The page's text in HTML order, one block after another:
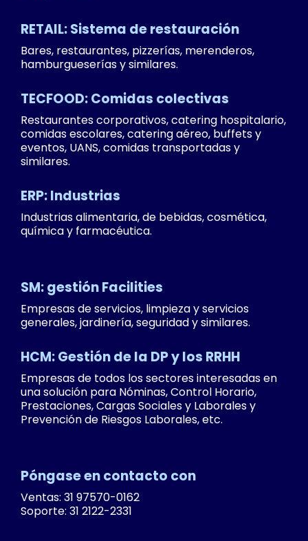
RETAIL: Sistema de restauración
Bares, restaurantes, pizzerías, merenderos,
hamburgueserías y similares.
TECFOOD: Comidas colectivas
Restaurantes corporativos, catering hospitalario,
comidas escolares, catering aéreo, buffets y
eventos, UANS, comidas transportadas y
similares.
ERP: Industrias
Industrias alimentaria, de bebidas, cosmética,
química y farmacéutica.
SM: gestión Facilities
Empresas de servicios, limpieza y servicios
generales, jardinería, seguridad y similares.
HCM: Gestión de la DP y los RRHH
Empresas de todos los sectores interesadas en
una solución para Nóminas, Control Horario,
Prestaciones, Cargas Sociales y Laborales y
Prevención de Riesgos Laborales, etc.
Póngase en contacto con
Ventas: 31 97570-0162
Soporte: 31 2122-2331